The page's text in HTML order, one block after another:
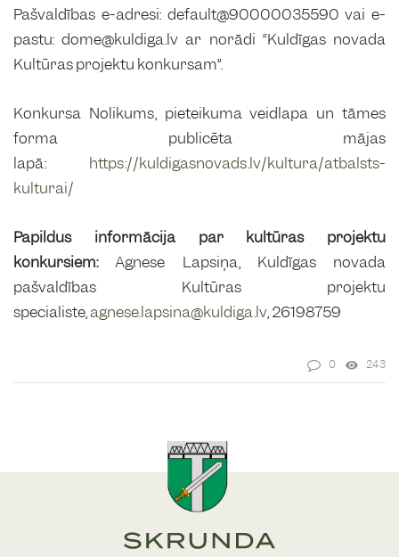
Pašvaldības e-adresi: default@90000035590 vai e-
pastu: dome@kuldiga.lv ar norādi “Kuldīgas novada
Kultūras projektu konkursam”.
Konkursa Nolikums, pieteikuma veidlapa un tāmes
forma publicēta mājas
lapā: https://kuldigasnovads.lv/kultura/atbalsts-
kulturai/
Papildus informācija par kultūras projektu
konkursiem:Agnese Lapsiņa, Kuldīgas novada
pašvaldības Kultūras projektu
specialiste,agnese.lapsina@kuldiga.lv, 26198759
0 243